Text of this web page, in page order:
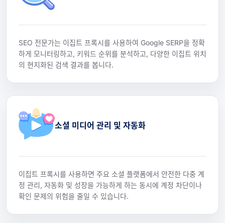
SEO 전문가는 이집트 프록시를 사용하여 Google SERP을 정확
하게 모니터링하고, 키워드 순위를 분석하고, 다양한 이집트 위치
의 현지화된 검색 결과를 봅니다.
소셜 미디어 관리 및 자동화
이집트 프록시를 사용하면 주요 소셜 플랫폼에서 안전한 다중 계
정 관리, 자동화 및 성장을 가능하게 하는 동시에 계정 차단이나
확인 문제의 위험을 줄일 수 있습니다.